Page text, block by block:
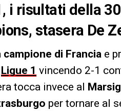
i risultati della
stasera De
campione di Francia e
Ligue 1 vincendo 2-1
tocca invece al
per tornare al